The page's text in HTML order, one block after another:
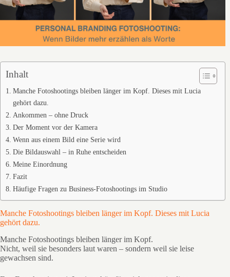
Inhalt
Manche Fotoshootings bleiben länger im Kopf. Dieses mit Lucia
gehört dazu.
Ankommen – ohne Druck
Der Moment vor der Kamera
Wenn aus einem Bild eine Serie wird
Die Bildauswahl – in Ruhe entscheiden
Meine Einordnung
Fazit
Häufige Fragen zu Business-Fotoshootings im Studio
Manche Fotoshootings bleiben länger im Kopf. Dieses mit Lucia
gehört dazu.
Manche Fotoshootings bleiben länger im Kopf.
Nicht, weil sie besonders laut waren – sondern weil sie leise
gewachsen sind.